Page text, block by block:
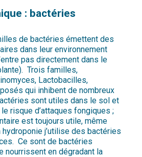
: bactéries
de bactéries émettent des
dans leur environnement
pas directement dans le
Trois familles,
Lactobacilles,
qui inhibent de nombreux
sont utiles dans le sol et
risque d’attaques fongiques ;
est toujours utile, même
j’utilise des bactéries
Ce sont de bactéries
nourrissent en dégradant la